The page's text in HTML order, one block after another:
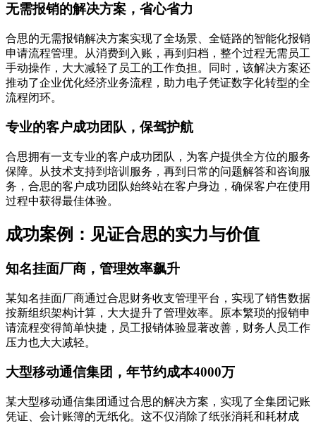
无需报销的解决方案，省心省力
合思的无需报销解决方案实现了全场景、全链路的智能化报销
申请流程管理。从消费到入账，再到归档，整个过程无需员工
手动操作，大大减轻了员工的工作负担。同时，该解决方案还
推动了企业优化经济业务流程，助力电子凭证数字化转型的全
流程闭环。
专业的客户成功团队，保驾护航
合思拥有一支专业的客户成功团队，为客户提供全方位的服务
保障。从技术支持到培训服务，再到日常的问题解答和咨询服
务，合思的客户成功团队始终站在客户身边，确保客户在使用
过程中获得最佳体验。
成功案例：见证合思的实力与价值
知名挂面厂商，管理效率飙升
某知名挂面厂商通过合思财务收支管理平台，实现了销售数据
按新组织架构计算，大大提升了管理效率。原本繁琐的报销申
请流程变得简单快捷，员工报销体验显著改善，财务人员工作
压力也大大减轻。
大型移动通信集团，年节约成本4000万
某大型移动通信集团通过合思的解决方案，实现了全集团记账
凭证、会计账簿的无纸化。这不仅消除了纸张消耗和耗材成